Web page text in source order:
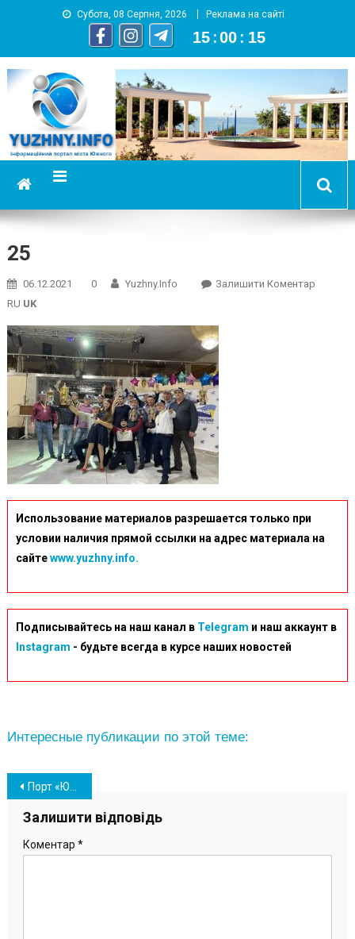
Субота, 08 Серпня, 2026 Реклама на сайті
15 :00 : 16
YUZHNY.INFO
информационный портал города Южный
25
06.12.2021 0 Yuzhny.info Залишити КоментарOn
RU UK
Использование материалов разрешается только при
условии наличия прямой ссылки на адрес материала на
сайтеwww.yuzhny.info.
Подписывайтесь на наш канал в Telegram и наш аккаунт в
Instagram - будьте всегда в курсе наших новостей
Интересные публикации по этой теме:
Навігація
записів
Порт «Южный» наградил победителей Спартакиады-2021 (фото)
Залишити відповідь
Коментар *